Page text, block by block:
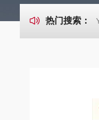
热门搜索：